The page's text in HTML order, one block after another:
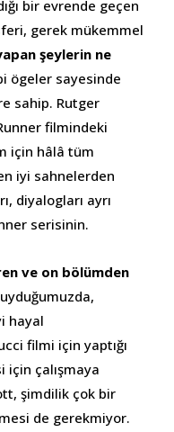
bir evrende geçen
gerek mükemmel
şeylerin ne
ögeler sayesinde
sahip. Rutger
filmindeki
için hâlâ tüm
iyi sahnelerden
diyalogları ayrı
serisinin.
ve on bölümden
hayal
filmi için yaptığı
için çalışmaya
şimdilik çok bir
de gerekmiyor.